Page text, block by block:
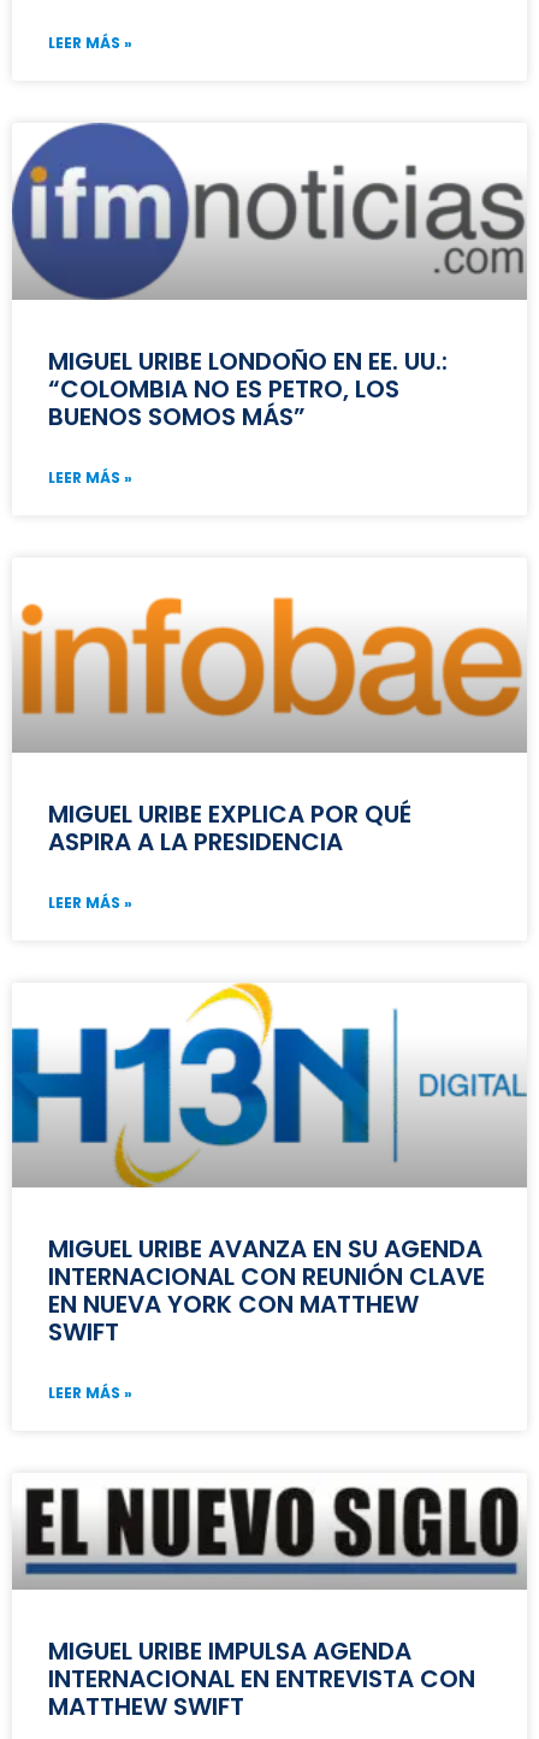
LEER MÁS »
MIGUEL URIBE LONDOÑO EN EE. UU.:
“COLOMBIA NO ES PETRO, LOS
BUENOS SOMOS MÁS”
LEER MÁS »
MIGUEL URIBE EXPLICA POR QUÉ
ASPIRA A LA PRESIDENCIA
LEER MÁS »
MIGUEL URIBE AVANZA EN SU AGENDA
INTERNACIONAL CON REUNIÓN CLAVE
EN NUEVA YORK CON MATTHEW
SWIFT
LEER MÁS »
MIGUEL URIBE IMPULSA AGENDA
INTERNACIONAL EN ENTREVISTA CON
MATTHEW SWIFT